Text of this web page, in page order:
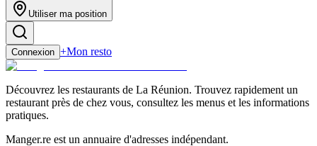
Utiliser ma position
Connexion +Mon resto
Découvrez les restaurants de La Réunion. Trouvez rapidement un
restaurant près de chez vous, consultez les menus et les informations
pratiques.
Manger.re est un annuaire d'adresses indépendant.